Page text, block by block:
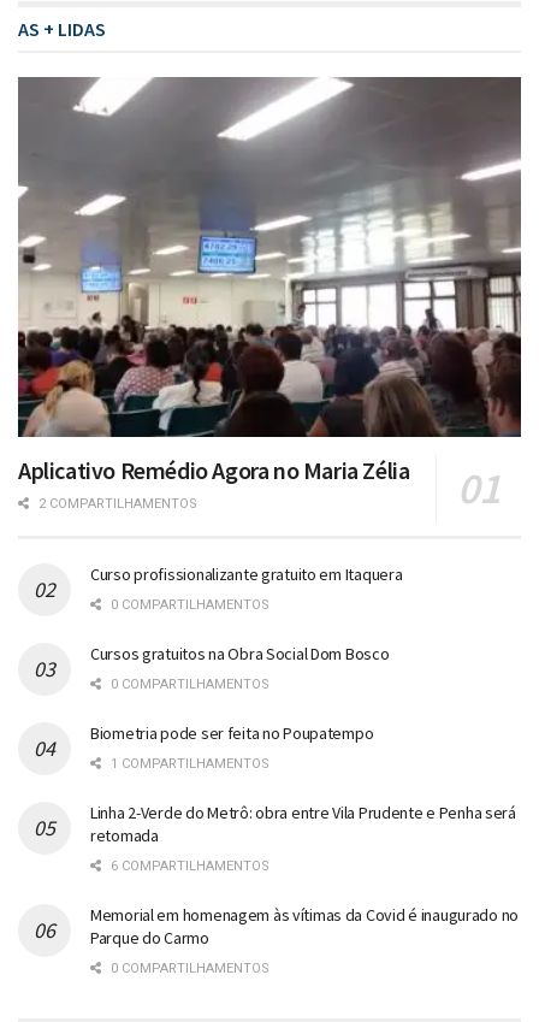
AS + LIDAS
Aplicativo Remédio Agora no Maria Zélia
2 COMPARTILHAMENTOS
Curso profissionalizante gratuito em Itaquera
0 COMPARTILHAMENTOS
Cursos gratuitos na Obra Social Dom Bosco
0 COMPARTILHAMENTOS
Biometria pode ser feita no Poupatempo
1 COMPARTILHAMENTOS
Linha 2-Verde do Metrô: obra entre Vila Prudente e Penha será
retomada
6 COMPARTILHAMENTOS
Memorial em homenagem às vítimas da Covid é inaugurado no
Parque do Carmo
0 COMPARTILHAMENTOS